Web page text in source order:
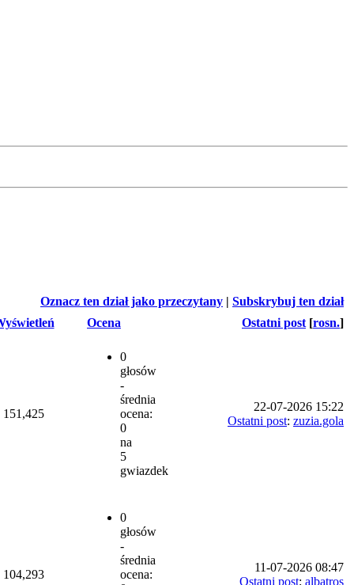
Oznacz ten dział jako przeczytany | Subskrybuj ten dział
Ocena Ostatni post [rosn.]
151,425
0
głosów
-
średnia
ocena:
0
na
5
gwiazdek
22-07-2026 15:22
Ostatni post: zuzia.gola
104,293
0
głosów
-
średnia
ocena:
11-07-2026 08:47
Ostatni post: albatros